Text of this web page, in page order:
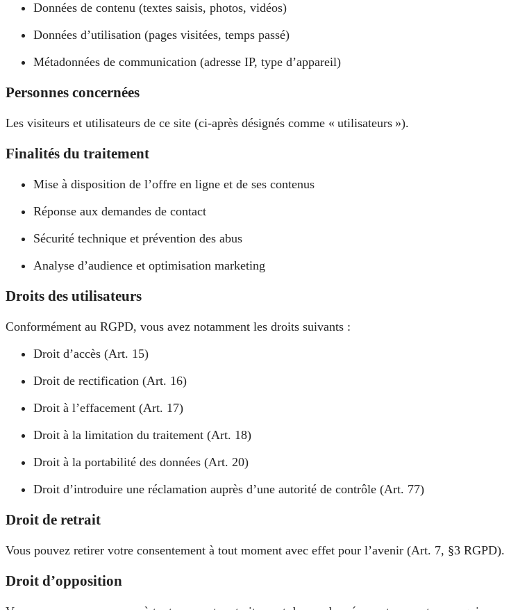
Données de contenu (textes saisis, photos, vidéos)
Données d’utilisation (pages visitées, temps passé)
Métadonnées de communication (adresse IP, type d’appareil)
Personnes concernées
Les visiteurs et utilisateurs de ce site (ci-après désignés comme « utilisateurs »).
Finalités du traitement
Mise à disposition de l’offre en ligne et de ses contenus
Réponse aux demandes de contact
Sécurité technique et prévention des abus
Analyse d’audience et optimisation marketing
Droits des utilisateurs
Conformément au RGPD, vous avez notamment les droits suivants :
Droit d’accès (Art. 15)
Droit de rectification (Art. 16)
Droit à l’effacement (Art. 17)
Droit à la limitation du traitement (Art. 18)
Droit à la portabilité des données (Art. 20)
Droit d’introduire une réclamation auprès d’une autorité de contrôle (Art. 77)
Droit de retrait
Vous pouvez retirer votre consentement à tout moment avec effet pour l’avenir (Art. 7, §3 RGPD).
Droit d’opposition